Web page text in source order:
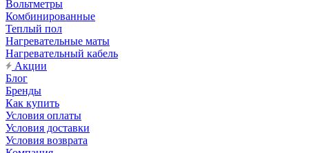
Вольтметры
Комбинированные
Теплый пол
Нагревательные маты
Нагревательный кабель
Акции
Блог
Бренды
Как купить
Условия оплаты
Условия доставки
Условия возврата